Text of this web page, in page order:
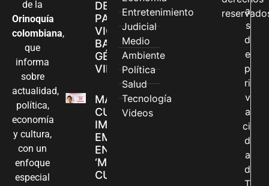
de la
Orinoquía
colombiana,
que
informa
sobre
actualidad,
política,
economía
y cultura,
con un
enfoque
especial
DE ATENCIÓN
PARA
VIOLENCIAS
BASADAS EN
GÉNERO EN
VILLAVICENCIO
MADRES
CUIDADORAS
IMPULSAN SUS
EMPRENDIMIENTOS
EN LA FERIA
‘MANOS QUE
CUIDAN Y CREAN’
Entretenimiento
Judicial
Medio
Ambiente
Política
Salud
Tecnología
Videos
a
s
d
e
p
ri
v
a
ci
d
a
d
T